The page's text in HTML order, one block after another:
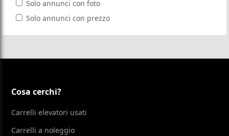
Solo annunci con foto
Solo annunci con prezzo
Cosa cerchi?
Carrelli elevatori usati
Carrelli a noleggio